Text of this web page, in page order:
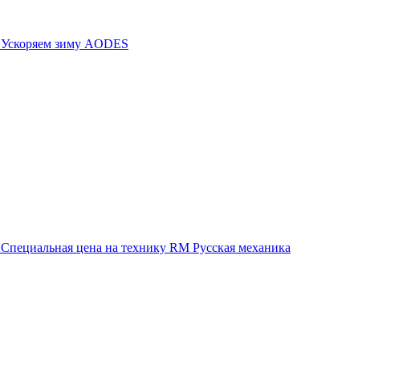
Ускоряем зиму AODES
Специальная цена на технику RM Русская механика